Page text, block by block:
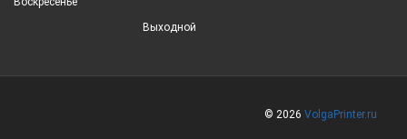
Выходной
© 2026 VolgaPrinter.ru